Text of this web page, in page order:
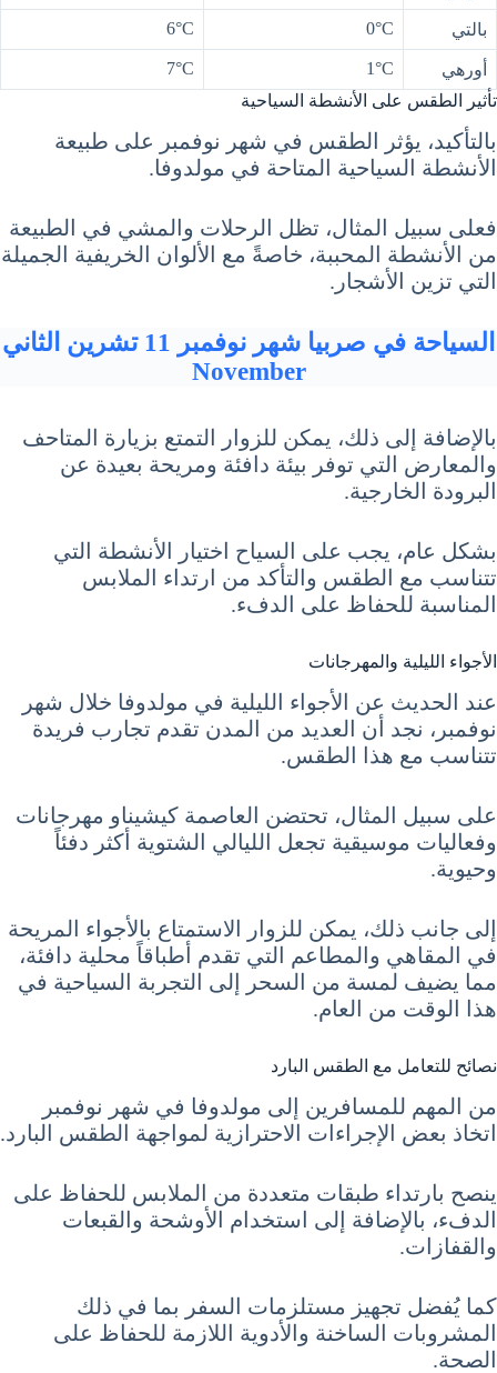
بالتي 0°C
6°C
أورهي 1°C
7°C
تأثير الطقس على الأنشطة السياحية
بالتأكيد، يؤثر الطقس في شهر نوفمبر على طبيعة
الأنشطة السياحية المتاحة في مولدوفا.
فعلى سبيل المثال، تظل الرحلات والمشي في الطبيعة
من الأنشطة المحببة، خاصةً مع الألوان الخريفية الجميلة
التي تزين الأشجار.
السياحة في صربيا شهر نوفمبر 11 تشرين الثاني
November
بالإضافة إلى ذلك، يمكن للزوار التمتع بزيارة المتاحف
والمعارض التي توفر بيئة دافئة ومريحة بعيدة عن
البرودة الخارجية.
بشكل عام، يجب على السياح اختيار الأنشطة التي
تتناسب مع الطقس والتأكد من ارتداء الملابس
المناسبة للحفاظ على الدفء.
الأجواء الليلية والمهرجانات
عند الحديث عن الأجواء الليلية في مولدوفا خلال شهر
نوفمبر، نجد أن العديد من المدن تقدم تجارب فريدة
تتناسب مع هذا الطقس.
على سبيل المثال، تحتضن العاصمة كيشيناو مهرجانات
وفعاليات موسيقية تجعل الليالي الشتوية أكثر دفئاً
وحيوية.
إلى جانب ذلك، يمكن للزوار الاستمتاع بالأجواء المريحة
في المقاهي والمطاعم التي تقدم أطباقاً محلية دافئة،
مما يضيف لمسة من السحر إلى التجربة السياحية في
هذا الوقت من العام.
نصائح للتعامل مع الطقس البارد
من المهم للمسافرين إلى مولدوفا في شهر نوفمبر
اتخاذ بعض الإجراءات الاحترازية لمواجهة الطقس البارد.
ينصح بارتداء طبقات متعددة من الملابس للحفاظ على
الدفء، بالإضافة إلى استخدام الأوشحة والقبعات
والقفازات.
كما يُفضل تجهيز مستلزمات السفر بما في ذلك
المشروبات الساخنة والأدوية اللازمة للحفاظ على
الصحة.